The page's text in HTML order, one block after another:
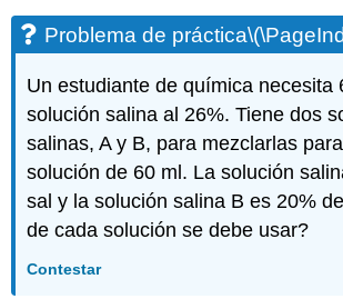
Problema de práctica
Un estudiante de química necesita
solución salina al 26%. Tiene dos
salinas, A y B, para mezclarlas
solución de 60 ml. La solución
sal y la solución salina B es 20%
de cada solución se debe usar?
Contestar